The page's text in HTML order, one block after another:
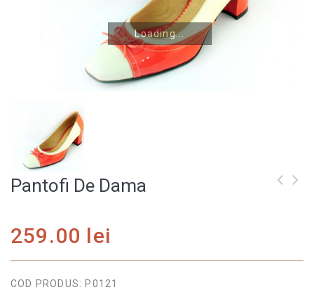
Pantofi/Pantofi damă- toc mare
Loading...
Pantofi De Dama
259.00 lei
COD PRODUS: P0121